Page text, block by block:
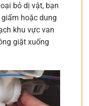
bỏ dị vật, bạn
hoặc dung
khu vực van
giặt xuống